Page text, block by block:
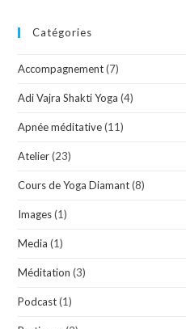
Catégories
Accompagnement (7)
Adi Vajra Shakti Yoga (4)
Apnée méditative (11)
Atelier (23)
Cours de Yoga Diamant (8)
Images (1)
Media (1)
Méditation (3)
Podcast (1)